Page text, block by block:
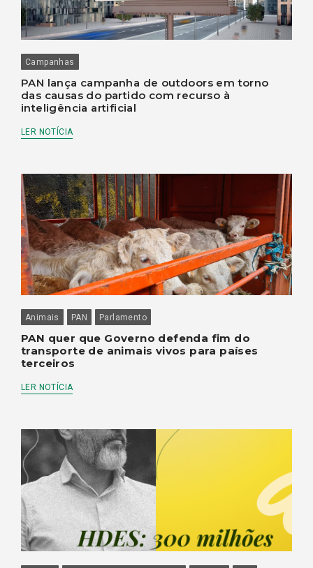
Campanhas
PAN lança campanha de outdoors em torno
das causas do partido com recurso à
inteligência artificial
LER NOTÍCIA
Animais PAN Parlamento
PAN quer que Governo defenda fim do
transporte de animais vivos para países
terceiros
LER NOTÍCIA